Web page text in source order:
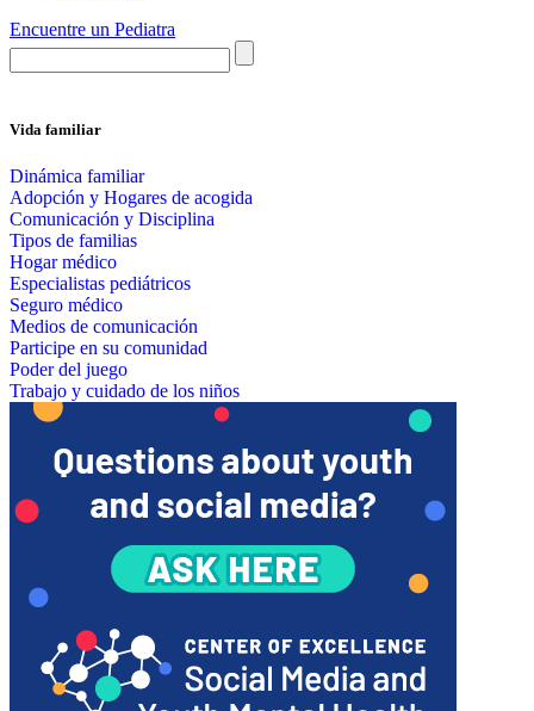
Encuentre un Pediatra
Vida familiar
Dinámica familiar
Adopción y Hogares de acogida
Comunicación y Disciplina
Tipos de familias
Hogar médico
Especialistas pediátricos
Seguro médico
Medios de comunicación
Participe en su comunidad
Poder del juego
Trabajo y cuidado de los niños